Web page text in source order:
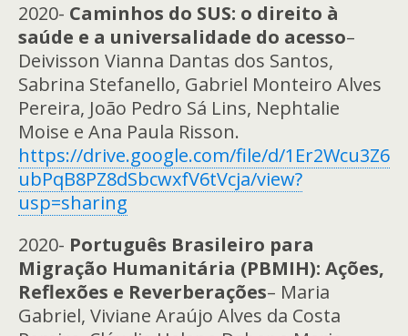
2020- Caminhos do SUS: o direito à
saúde e a universalidade do acesso–
Deivisson Vianna Dantas dos Santos,
Sabrina Stefanello, Gabriel Monteiro Alves
Pereira, João Pedro Sá Lins, Nephtalie
Moise e Ana Paula Risson.
https://drive.google.com/file/d/1Er2Wcu3Z6
ubPqB8PZ8dSbcwxfV6tVcja/view?
usp=sharing
2020- Português Brasileiro para
Migração Humanitária (PBMIH): Ações,
Reflexões e Reverberações– Maria
Gabriel, Viviane Araújo Alves da Costa